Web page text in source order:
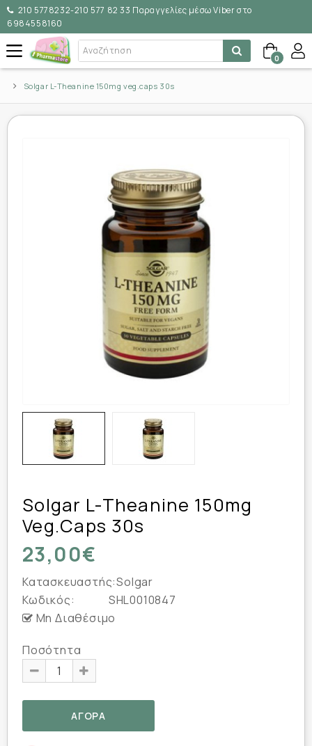
210 5778232-210 577 82 33 Παραγγελίες μέσω Viber στο
6984558160
0
Solgar L-Theanine 150mg veg.caps 30s
Solgar L-Theanine 150mg
Veg.caps 30s
23,00€
Κατασκευαστής:Solgar
Κωδικός:
SHL0010847
Μη Διαθέσιμο
Ποσότητα